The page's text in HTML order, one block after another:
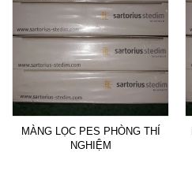
MÀNG LỌC PES PHÒNG THÍ
NGHIỆM